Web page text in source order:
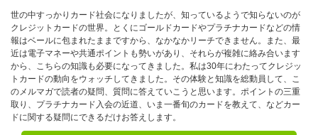
世の中すっかりカード社会になりましたが、知っているようで知らないのが
クレジットカードの世界。とくにゴールドカードやプラチナカードなどの情
報はベールに包まれたままですから、なかなかリーチできません。また、最
近は電子マネーや共通ポイントも勢いがあり、それらが複雑に絡み合います
から、こちらの知識も必要になってきました。私は30年にわたってクレジッ
トカードの動向をウォッチしてきました。その体験と知識を総動員して、こ
のメルマガで読者の疑問、質問に答えていこうと思います。ポイントの三重
取り、プラチナカード入会の近道、いま一番旬のカードを教えて、などカー
ドに関する疑問にできるだけお答えします。